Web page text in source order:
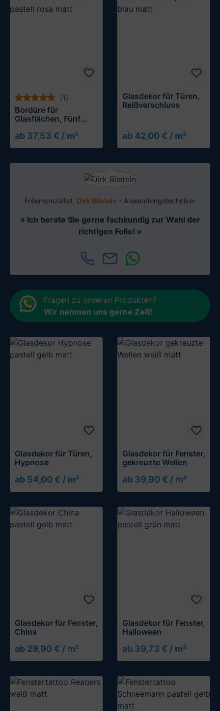
(1)
Bordüre für
Glasflächen, Fünf
ab 37,53 € / m²
Glasdekor für Türen,
Reißverschluss
ab 42,00 € / m²
Folienspezialist, Dirk Bilstein - Anwendungstechniker
» Ich berate Sie gerne fachkundig zur Wahl der
richtigen Folie! «
Fragen zu unseren Produkten?
Wir nehmen uns gerne Zeit!
Glasdekor für Türen,
Hypnose
ab 54,00 € / m²
Glasdekor für Fenster,
gekreuzte Wellen
ab 39,90 € / m²
Glasdekor für Fenster,
China
ab 29,90 € / m²
Glasdekor für Fenster,
Halloween
ab 39,73 € / m²